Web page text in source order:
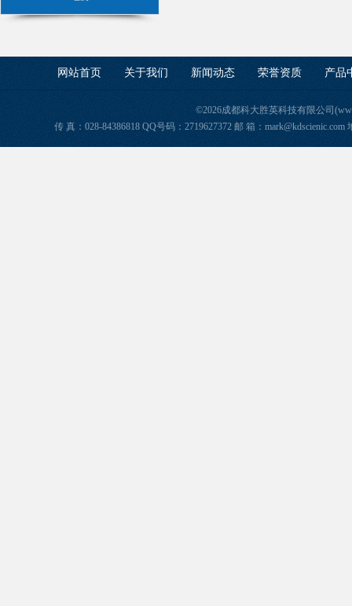
网站首页 关于我们 新闻动态 荣誉资质 产品
©2026成都科大胜英科技有限公司
传 真：028-84386818 QQ号码：2719627372 邮 箱：